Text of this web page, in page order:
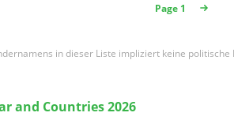
Page 1
in dieser Liste impliziert keine
and Countries 2026